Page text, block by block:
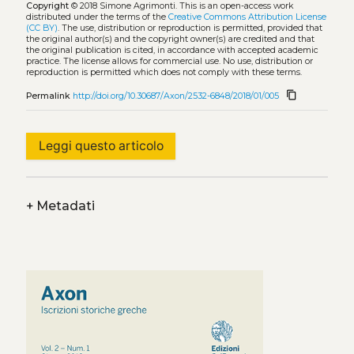
Copyright© 2018 Simone Agrimonti. This is an open-access work
distributed under the terms of the Creative Commons Attribution License
(CC BY). The use, distribution or reproduction is permitted, provided that
the original author(s) and the copyright owner(s) are credited and that
the original publication is cited, in accordance with accepted academic
practice. The license allows for commercial use. No use, distribution or
reproduction is permitted which does not comply with these terms.
Permalink http://doi.org/10.30687/Axon/2532-6848/2018/01/005 content_copy
Leggi questo articolo
+Metadati